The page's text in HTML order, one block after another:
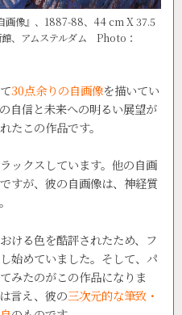
画像』、1887-88、44 cm X 37.5
、アムステルダム Photo：
30点余りの自画像を描いてい
自信と未来への明るい展望が
たこの作品です。
ックスしています。他の自画
すが、彼の自画像は、神経質
ける色を酷評されたため、フ
始めていました。そして、パ
みたのがこの作品になりま
言え、彼の三次元的な筆致・